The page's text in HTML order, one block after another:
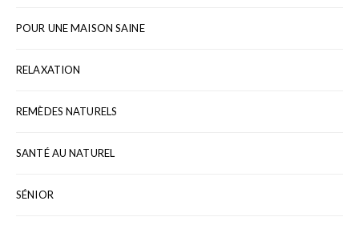
POUR UNE MAISON SAINE
RELAXATION
REMÈDES NATURELS
SANTÉ AU NATUREL
SÉNIOR